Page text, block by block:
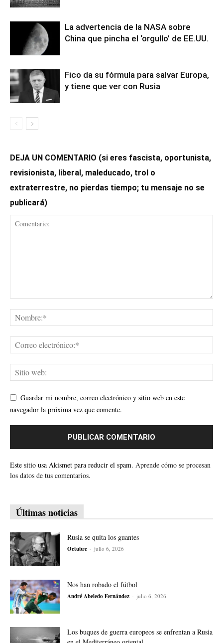
La advertencia de la NASA sobre
China que pincha el ‘orgullo’ de EE.UU.
Fico da su fórmula para salvar Europa,
y tiene que ver con Rusia
DEJA UN COMENTARIO (si eres fascista, oportunista,
revisionista, liberal, maleducado, trol o
extraterrestre, no pierdas tiempo; tu mensaje no se
publicará)
Guardar mi nombre, correo electrónico y sitio web en este
navegador la próxima vez que comente.
Este sitio usa Akismet para reducir el spam. Aprende cómo se procesan
los datos de tus comentarios.
Últimas noticias
Rusia se quita los guantes
Octubre - julio 6, 2026
Nos han robado el fútbol
André Abeledo Fernández - julio 6, 2026
Los buques de guerra europeos se enfrentan a Rusia